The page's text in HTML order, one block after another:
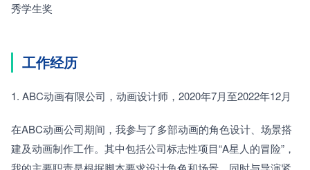
秀学生奖
工作经历
1. ABC动画有限公司，动画设计师，2020年7月至2022年12月
在ABC动画公司期间，我参与了多部动画的角色设计、场景搭
建及动画制作工作。其中包括公司标志性项目“A星人的冒险”，